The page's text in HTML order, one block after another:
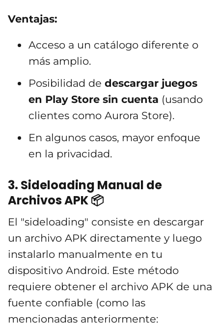
Ventajas:
Acceso a un catálogo diferente o
más amplio.
Posibilidad de descargar juegos
en Play Store sin cuenta (usando
clientes como Aurora Store).
En algunos casos, mayor enfoque
en la privacidad.
3. Sideloading Manual de
Archivos APK 📦
El "sideloading" consiste en descargar
un archivo APK directamente y luego
instalarlo manualmente en tu
dispositivo Android. Este método
requiere obtener el archivo APK de una
fuente confiable (como las
mencionadas anteriormente: